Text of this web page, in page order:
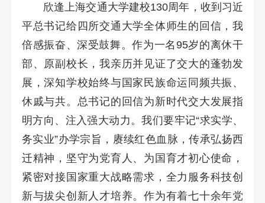
欣逢上海交通大学建校130周年，收到习近
平总书记给四所交通大学全体师生的回信，我
倍感振奋、深受鼓舞。作为一名95岁的离休干
部、原副校长，我亲历并见证了交大的蓬勃发
展，深知学校始终与国家民族命运同频共振、
休戚与共。总书记的回信为新时代交大发展指
明方向、注入强大动力。我们要牢记“求实学、
务实业”办学宗旨，赓续红色血脉，传承弘扬西
迁精神，坚守为党育人、为国育才初心使命，
紧密对接国家重大战略需求，全力服务科技创
新与拔尖创新人才培养。作为有着七十余年党